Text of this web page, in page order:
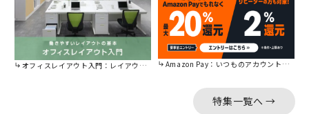
オフィスレイアウト入門：レイアウトの基本をご紹介。 Amazon Pay：いつものアカウントで簡単に決済可能。
特集一覧へ →